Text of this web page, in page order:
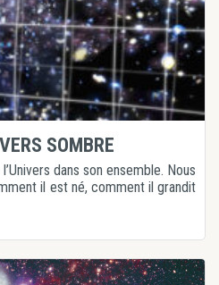
SOMBRE
dans son ensemble. Nous
il est né, comment il grandit